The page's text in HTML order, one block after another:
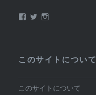
Facebook
Twitter
このサイトについて
このサイトについて